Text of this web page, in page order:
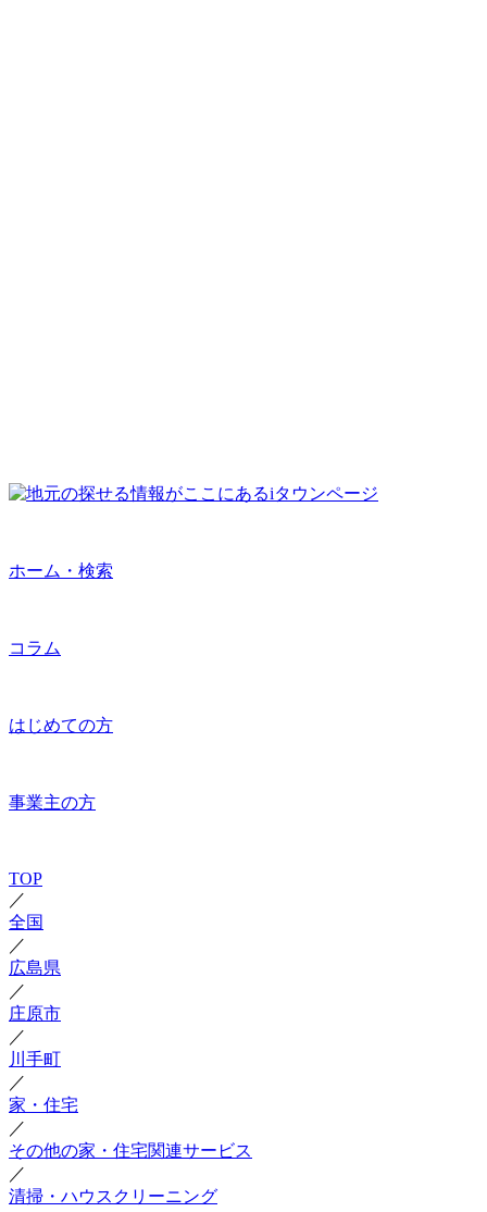
ホーム・検索
コラム
はじめての方
事業主の方
TOP
／
全国
／
広島県
／
庄原市
／
川手町
／
家・住宅
／
その他の家・住宅関連サービス
／
清掃・ハウスクリーニング